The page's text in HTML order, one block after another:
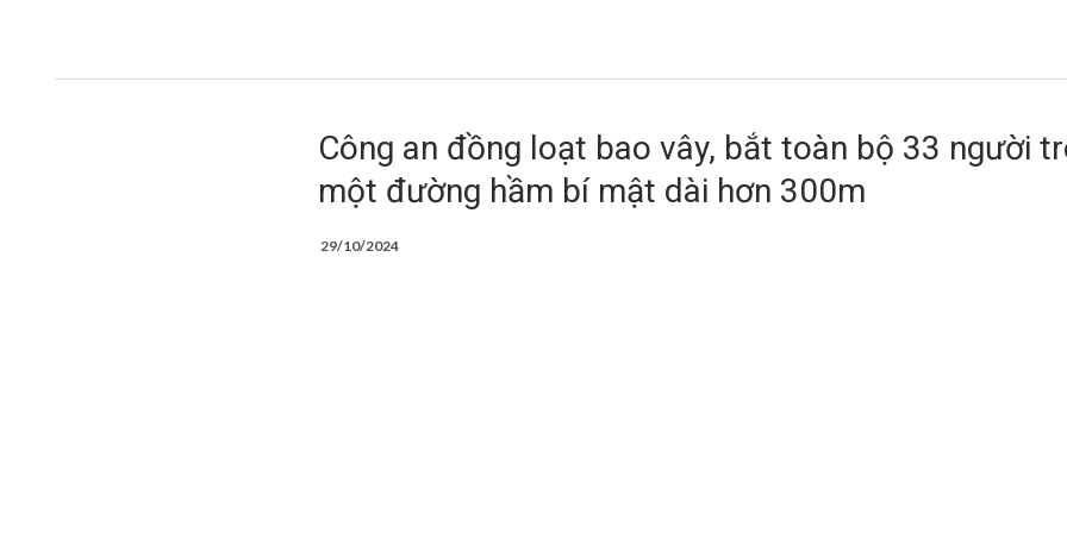
Công an đồng loạt bao vây, bắt toàn bộ 33 người
một đường hầm bí mật dài hơn 300m
29/10/2024